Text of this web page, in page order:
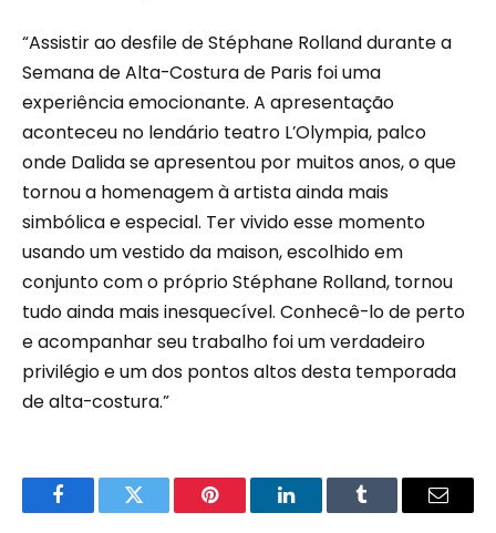
“Assistir ao desfile de Stéphane Rolland durante a
Semana de Alta-Costura de Paris foi uma
experiência emocionante. A apresentação
aconteceu no lendário teatro L’Olympia, palco
onde Dalida se apresentou por muitos anos, o que
tornou a homenagem à artista ainda mais
simbólica e especial. Ter vivido esse momento
usando um vestido da maison, escolhido em
conjunto com o próprio Stéphane Rolland, tornou
tudo ainda mais inesquecível. Conhecê-lo de perto
e acompanhar seu trabalho foi um verdadeiro
privilégio e um dos pontos altos desta temporada
de alta-costura.”
FacebookTwitter Pinterest LinkedInTumblr Email